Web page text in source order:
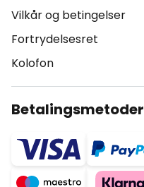
Vilkår og betingelser
Fortrydelsesret
Kolofon
Betalingsmetoder